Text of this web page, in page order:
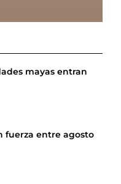
mayas entran
fuerza entre agosto